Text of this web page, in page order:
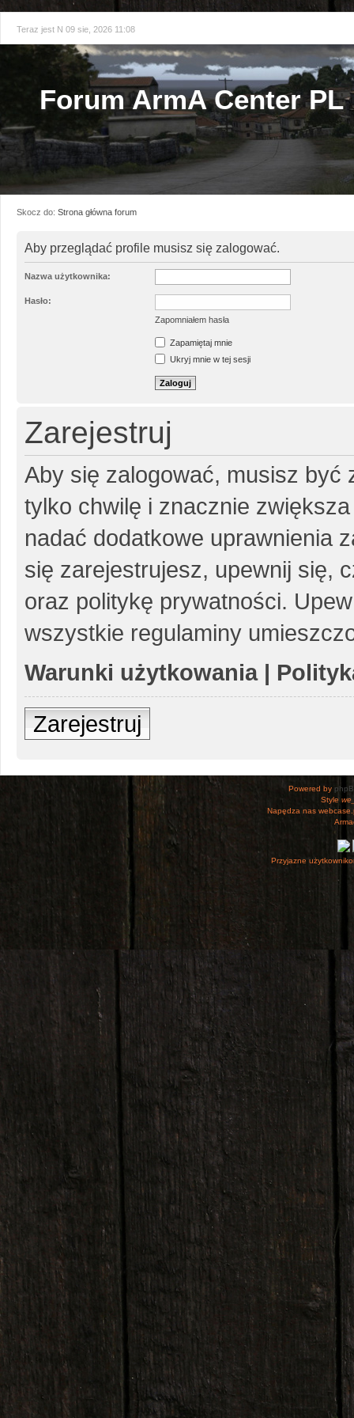
Teraz jest N 09 sie, 2026 11:08
Forum ArmA Center PL
Skocz do: Strona główna forum
Aby przeglądać profile musisz się zalogować.
Nazwa użytkownika:
Hasło:
Zapomniałem hasła
Zapamiętaj mnie
Ukryj mnie w tej sesji
Zarejestruj
Aby się zalogować, musisz być
tylko chwilę i znacznie
nadać dodatkowe uprawnienia
się zarejestrujesz, upewnij się,
oraz politykę prywatności.
wszystkie regulaminy
Warunki użytkowania|
Zarejestruj
Powered by
Style
Napędza nas
Przyjazne